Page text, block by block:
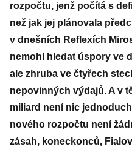
rozpočtu, jenž počítá s
než jak jej plánovala
v dnešních Reflexích
nemohl hledat úspory ve
ale zhruba ve čtyřech
nepovinných výdajů. A v
miliard není nic
nového rozpočtu není
zásah, koneckonců,